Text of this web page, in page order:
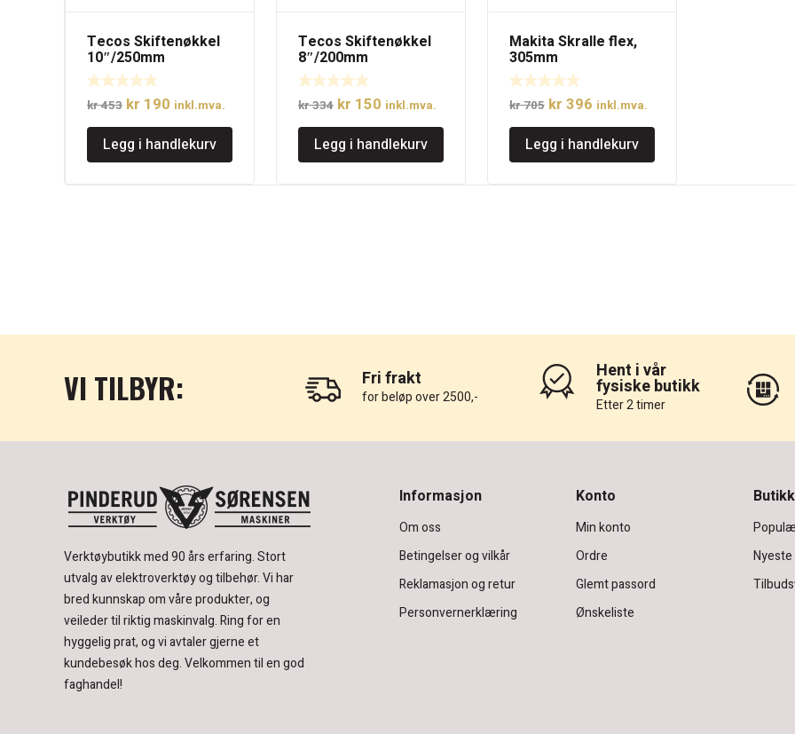
Tecos Skiftenøkkel
10″/250mm
kr453 Opprinnelig
pris
var:
kr 453.
kr 190 Nåværende
pris
er:
kr 190.
inkl.mva.
Legg i handlekurv
Tecos Skiftenøkkel
8″/200mm
kr334 Opprinnelig
pris
var:
kr 334.
kr 150Nåværende
pris
er:
kr 150.
inkl.mva.
Legg i handlekurv
Makita Skralle flex,
305mm
kr705 Opprinnelig
pris
var:
kr 705.
kr 396Nåværende
pris
er:
kr 396.
inkl.mva.
Legg i handlekurv
VI TILBYR: Fri frakt
for beløp over 2500,-
Hent i vår
fysiske butikk
Etter 2 timer
Verktøybutikk med 90 års erfaring.Stort
utvalg av elektroverktøy og tilbehør.Vi har
bred kunnskap om våre produkter, og
veileder til riktig maskinvalg. Ring for en
hyggelig prat, og vi avtaler gjerne et
kundebesøk hos deg.Velkommen til en god
faghandel!
Informasjon
Om oss
Betingelser og vilkår
Reklamasjon og retur
Personvernerklæring
Konto
Min konto
Ordre
Glemt passord
Ønskeliste
Butikk